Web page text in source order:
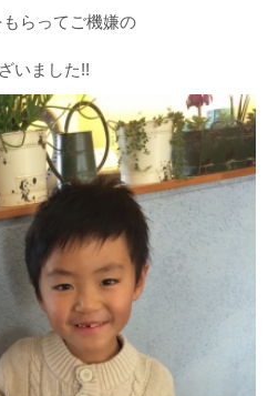
らってご機嫌の
いました!!